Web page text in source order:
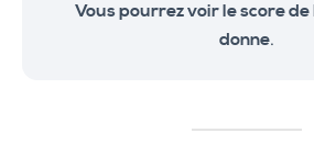
Vous pourrez voir le score de
donne.